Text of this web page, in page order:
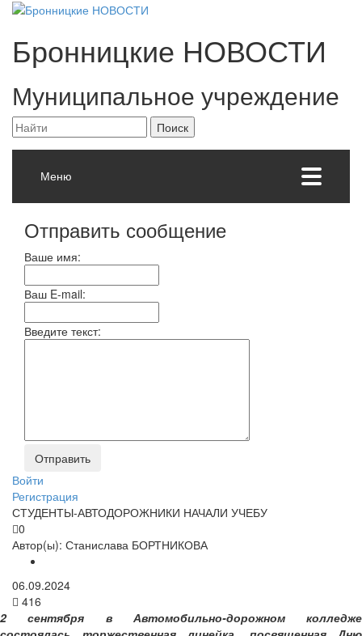
Бронницкие НОВОСТИ
Муниципальное учреждение
Меню
Отправить сообщение
Ваше имя:
Ваш E-mail:
Введите текст:
Войти
Регистрация
СТУДЕНТЫ-АВТОДОРОЖНИКИ НАЧАЛИ УЧЕБУ
0
Автор(ы): Станислава БОРТНИКОВА
06.09.2024
416
2 сентября в Автомобильно-дорожном колледже